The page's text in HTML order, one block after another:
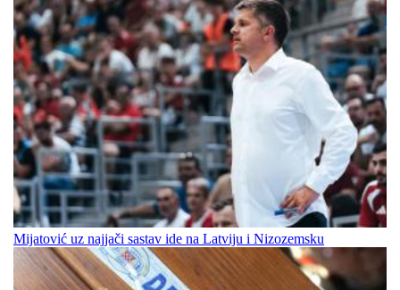
Mijatović uz najjači sastav ide na Latviju i Nizozemsku